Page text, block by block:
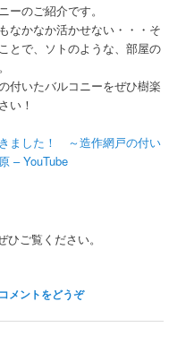
のご紹介です。
なかなか活かせない・・・そ
とで、ソトのような、部屋の
付いたバルコニーをぜひ樹楽
い！
ました！ ～造作網戸の付い
– YouTube
ご覧ください。
コメントをどうぞ